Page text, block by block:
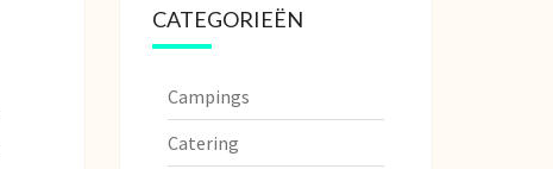
CATEGORIEËN
Campings
Catering